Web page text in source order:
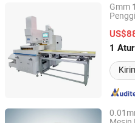
Gmm
1 Atur
Henan Ruiyan Diamond
Henan, China